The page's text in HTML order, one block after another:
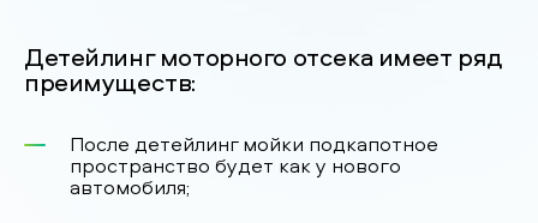
Детейлинг моторного отсека имеет ряд
преимуществ:
После детейлинг мойки подкапотное
пространство будет как у нового
автомобиля;